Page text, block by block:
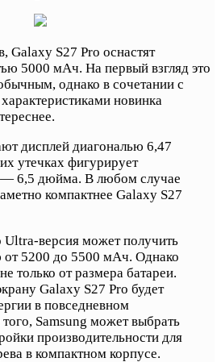
Galaxy S27 Pro оснастят
5000 мАч. На первый взгляд это
однако в сочетании с
новинка
дисплей диагональю 6,47
утечках фигурирует
— 6,5 дюйма. В любом случае
компактнее Galaxy S27
Ultra-версия может получить
от 5200 до 5500 мАч. Однако
только от размера батареи.
Galaxy S27 Pro будет
в повседневном
Samsung может выбрать
производительности для
в компактном корпусе.